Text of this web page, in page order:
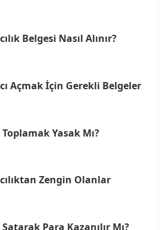
Belgesi Nasıl Alınır?
Açmak İçin Gerekli Belgeler
Yasak Mı?
Zengin Olanlar
Para Kazanılır Mı?